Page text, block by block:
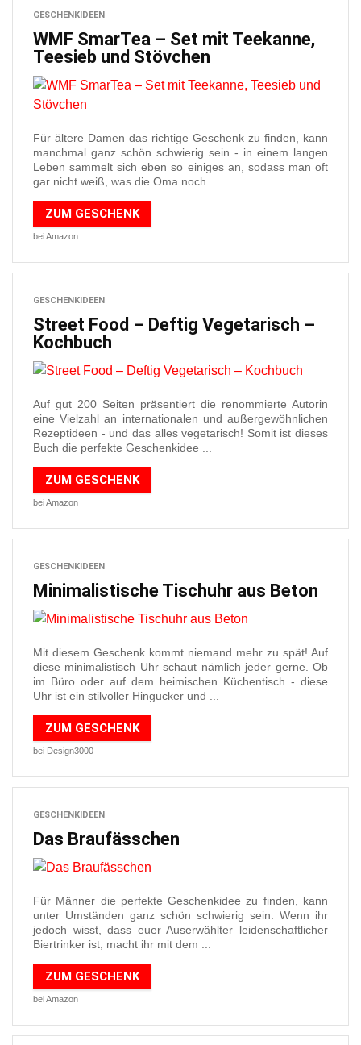
GESCHENKIDEEN
WMF SmarTea – Set mit Teekanne,
Teesieb und Stövchen
Für ältere Damen das richtige Geschenk zu finden, kann
manchmal ganz schön schwierig sein - in einem langen
Leben sammelt sich eben so einiges an, sodass man oft
gar nicht weiß, was die Oma noch ...
ZUM GESCHENK
bei Amazon
GESCHENKIDEEN
Street Food – Deftig Vegetarisch –
Kochbuch
Auf gut 200 Seiten präsentiert die renommierte Autorin
eine Vielzahl an internationalen und außergewöhnlichen
Rezeptideen - und das alles vegetarisch! Somit ist dieses
Buch die perfekte Geschenkidee ...
ZUM GESCHENK
bei Amazon
GESCHENKIDEEN
Minimalistische Tischuhr aus Beton
Mit diesem Geschenk kommt niemand mehr zu spät! Auf
diese minimalistisch Uhr schaut nämlich jeder gerne. Ob
im Büro oder auf dem heimischen Küchentisch - diese
Uhr ist ein stilvoller Hingucker und ...
ZUM GESCHENK
bei Design3000
GESCHENKIDEEN
Das Braufässchen
Für Männer die perfekte Geschenkidee zu finden, kann
unter Umständen ganz schön schwierig sein. Wenn ihr
jedoch wisst, dass euer Auserwählter leidenschaftlicher
Biertrinker ist, macht ihr mit dem ...
ZUM GESCHENK
bei Amazon